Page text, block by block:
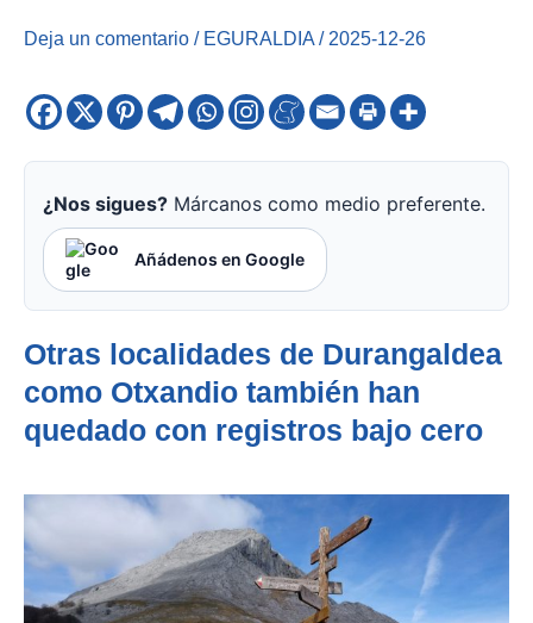
Deja un comentario / EGURALDIA / 2025-12-26
¿Nos sigues? Márcanos como medio preferente.
Añádenos en Google
Otras localidades de Durangaldea
como Otxandio también han
quedado con registros bajo cero